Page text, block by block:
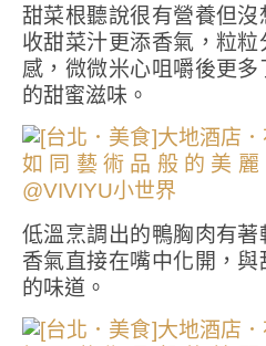
甜菜根聽說很有營養但
收甜菜汁更添香氣，粒
感，微微米心咀嚼後更
的甜蜜滋味。
低溫烹調出的鴨胸肉有
香氣直接在嘴中化開，
的味道。